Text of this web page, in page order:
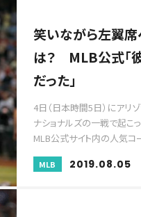
笑いながら左翼
は？ MLB公式「
だった」
4日（日本時間5日）にアリ
ナショナルズの一戦で起こ
MLB公式サイト内の人気コ
MLB 2019.08.05